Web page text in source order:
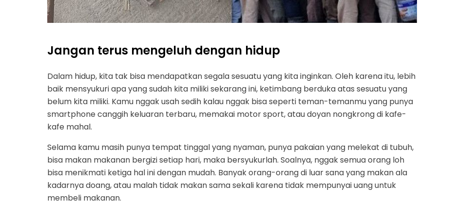
Jangan terus mengeluh dengan hidup
Dalam hidup, kita tak bisa mendapatkan segala sesuatu yang kita inginkan. Oleh karena itu, lebih
baik mensyukuri apa yang sudah kita miliki sekarang ini, ketimbang berduka atas sesuatu yang
belum kita miliki. Kamu nggak usah sedih kalau nggak bisa seperti teman-temanmu yang punya
smartphone canggih keluaran terbaru, memakai motor sport, atau doyan nongkrong di kafe-
kafe mahal.
Selama kamu masih punya tempat tinggal yang nyaman, punya pakaian yang melekat di tubuh,
bisa makan makanan bergizi setiap hari, maka bersyukurlah. Soalnya, nggak semua orang loh
bisa menikmati ketiga hal ini dengan mudah. Banyak orang-orang di luar sana yang makan ala
kadarnya doang, atau malah tidak makan sama sekali karena tidak mempunyai uang untuk
membeli makanan.